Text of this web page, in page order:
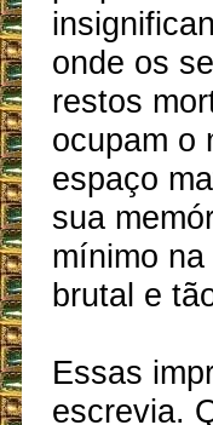
onde os
restos
ocupam o
espaço
sua
mínimo
brutal e
Essas
escrevia.